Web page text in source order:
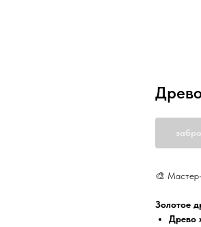
🎨
Золотое
Древо